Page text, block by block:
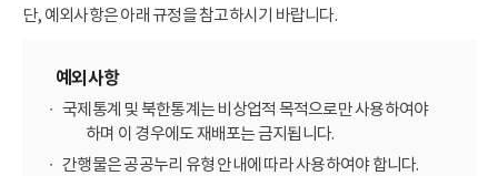
단, 예외사항은 아래 규정을 참고하시기 바랍니다.
예외사항
국제통계 및 북한통계는 비상업적 목적으로만 사용하여야
하며 이 경우에도 재배포는 금지됩니다.
간행물은 공공누리 유형 안내에 따라 사용하여야 합니다.